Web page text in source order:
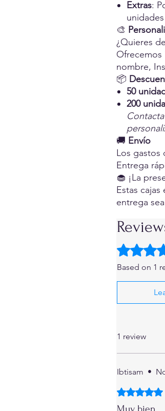
Extras:
unidades
🎨
¿Quieres
Ofrecemos
nombre,
📦
50
200
🚚 Envío
Los gastos
Entrega
🧁 ¡La
Estas
entrega
Rated 5 out
Based on 1
1 review
Ibtisam •
Rated 5 out